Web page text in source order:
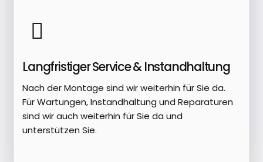
Langfristiger Service & Instandhaltung
Nach der Montage sind wir weiterhin für Sie da.
Für Wartungen, Instandhaltung und Reparaturen
sind wir auch weiterhin für Sie da und
unterstützen Sie.